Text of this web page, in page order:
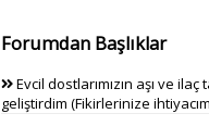
Forumdan Başlıklar
Evcil dostlarımızın aşı ve
geliştirdim (Fikirlerinize